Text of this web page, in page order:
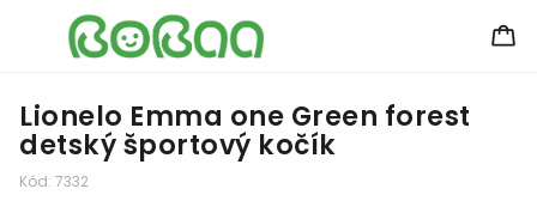
Lionelo Emma one Green forest
detský športový kočík
Kód: 7332